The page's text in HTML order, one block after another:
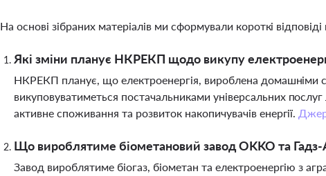
На основі зібраних матеріалів ми сформували короткі
Які зміни планує НКРЕКП щодо викупу
НКРЕКП планує, що електроенергія, вироблена домашніми
викуповуватиметься постачальниками універсальних
активне споживання та розвиток накопичувачів енергії.
Що вироблятиме біометановий завод OKKO та Гадз-
Завод вироблятиме біогаз, біометан та електроенергію з